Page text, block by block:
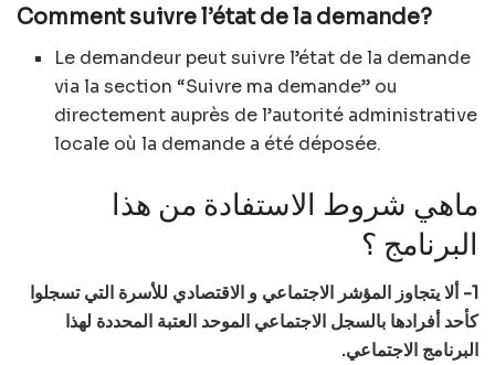
Comment suivre l’état de la demande?
Le demandeur peut suivre l’état de la demande
via la section “Suivre ma demande” ou
directement auprès de l’autorité administrative
locale où la demande a été déposée.
ماهي شروط الاستفادة من هذا
البرنامج ؟
1- ألا يتجاوز المؤشر الاجتماعي و الاقتصادي للأسرة التي تسجلوا
كأحد أفرادها بالسجل الاجتماعي الموحد العتبة المحددة لهذا
البرنامج الاجتماعي.